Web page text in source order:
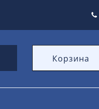
Корзина